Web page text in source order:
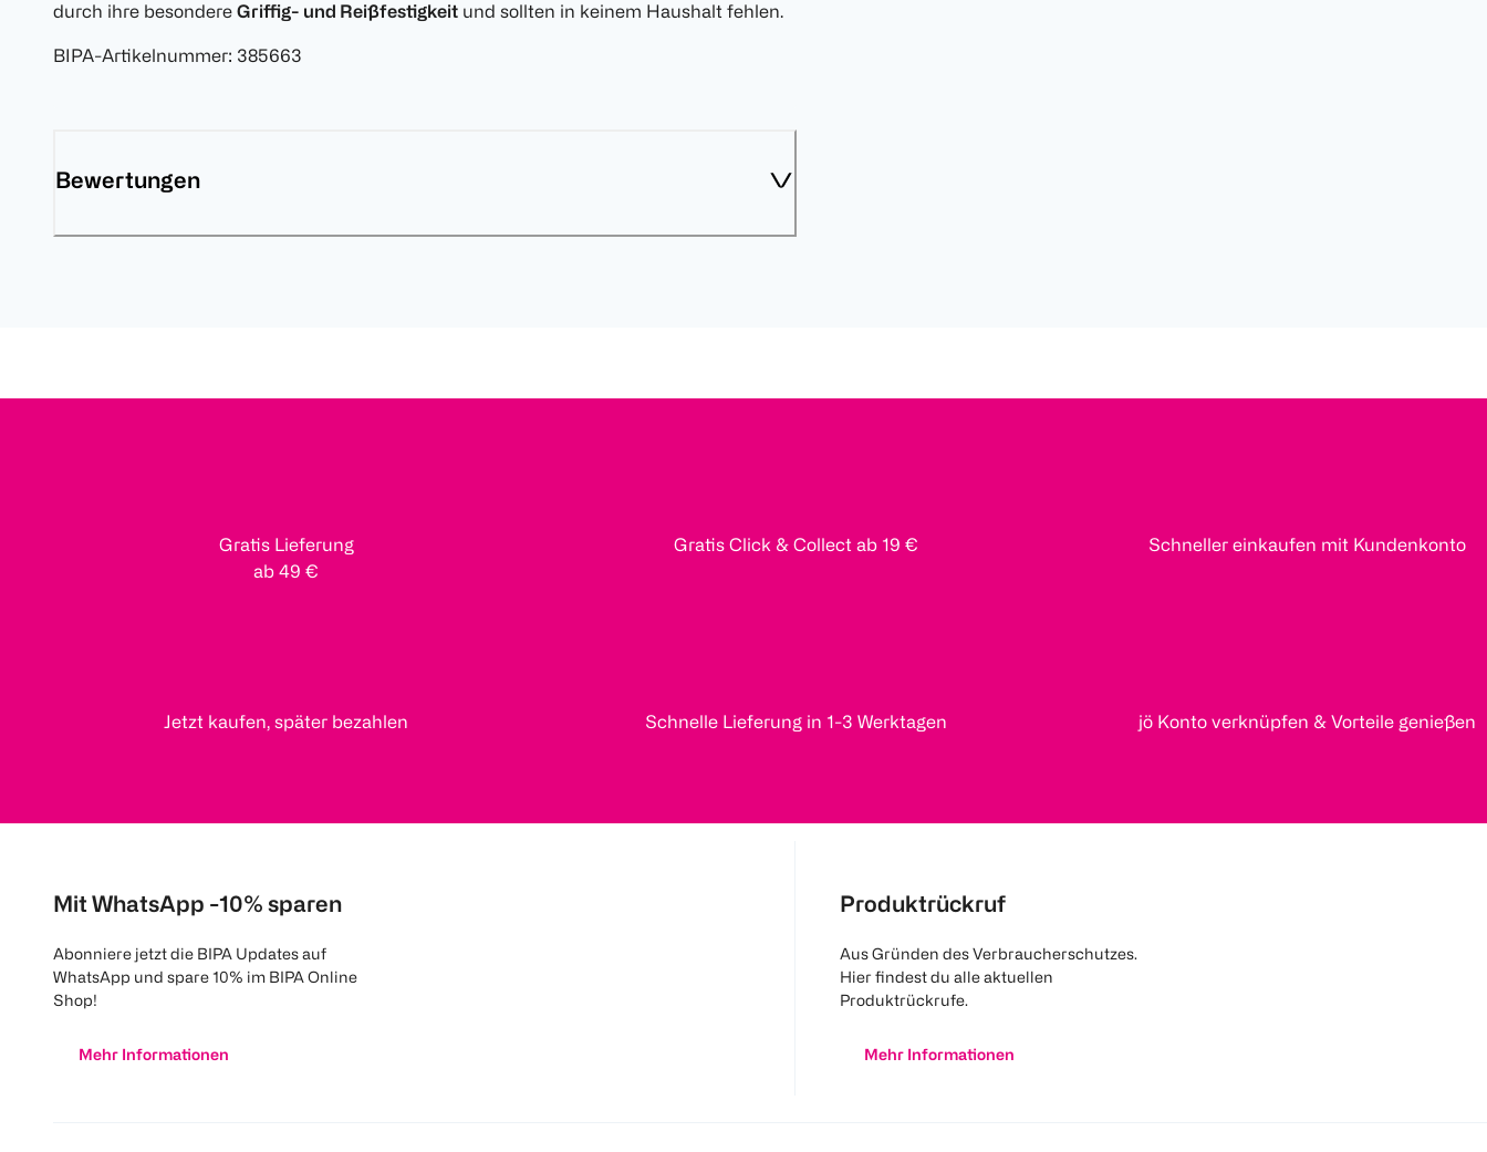
durch ihre besondere Griffig- und Reißfestigkeit und sollten in keinem Haushalt fehlen.
BIPA-Artikelnummer: 385663
Bewertungen
Gratis Lieferung
ab 49 €
Gratis Click & Collect ab 19 € Schneller einkaufen mit Kundenkonto
Jetzt kaufen, später bezahlen Schnelle Lieferung in 1-3 Werktagen jö Konto verknüpfen & Vorteile genießen
Mit WhatsApp -10% sparen
Abonniere jetzt die BIPA Updates auf
WhatsApp und spare 10% im BIPA Online
Shop!
Mehr Informationen
Produktrückruf
Aus Gründen des Verbraucherschutzes.
Hier findest du alle aktuellen
Produktrückrufe.
Mehr Informationen